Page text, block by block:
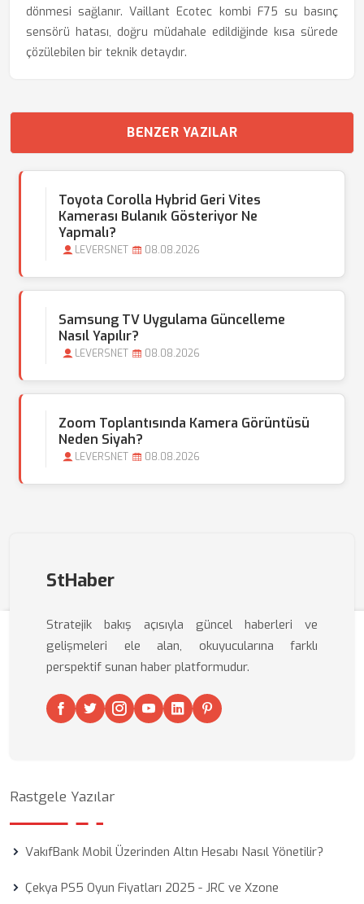
dönmesi sağlanır. Vaillant Ecotec kombi F75 su basınç
sensörü hatası, doğru müdahale edildiğinde kısa sürede
çözülebilen bir teknik detaydır.
BENZER YAZILAR
Toyota Corolla Hybrid Geri Vites
Kamerası Bulanık Gösteriyor Ne
Yapmalı?
LEVERSNET 08.08.2026
Samsung TV Uygulama Güncelleme
Nasıl Yapılır?
LEVERSNET 08.08.2026
Zoom Toplantısında Kamera Görüntüsü
Neden Siyah?
LEVERSNET 08.08.2026
StHaber
Stratejik bakış açısıyla güncel haberleri ve
gelişmeleri ele alan, okuyucularına farklı
perspektif sunan haber platformudur.
Rastgele Yazılar
VakıfBank Mobil Üzerinden Altın Hesabı Nasıl Yönetilir?
Çekya PS5 Oyun Fiyatları 2025 - JRC ve Xzone